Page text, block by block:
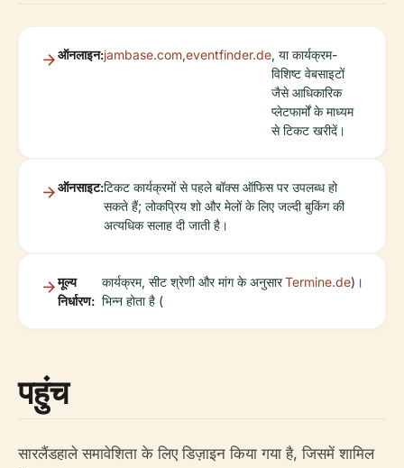
ऑनलाइन:jambase.com,eventfinder.de, या कार्यक्रम-
विशिष्ट वेबसाइटों
जैसे आधिकारिक
प्लेटफार्मों के माध्यम
से टिकट खरीदें।
ऑनसाइट:टिकट कार्यक्रमों से पहले बॉक्स ऑफिस पर उपलब्ध हो
सकते हैं; लोकप्रिय शो और मेलों के लिए जल्दी बुकिंग की
अत्यधिक सलाह दी जाती है।
मूल्य
निर्धारण:
कार्यक्रम, सीट श्रेणी और मांग के अनुसार
भिन्न होता है (
Termine.de)।
पहुंच
सारलैंडहाले समावेशिता के लिए डिज़ाइन किया गया है, जिसमें शामिल